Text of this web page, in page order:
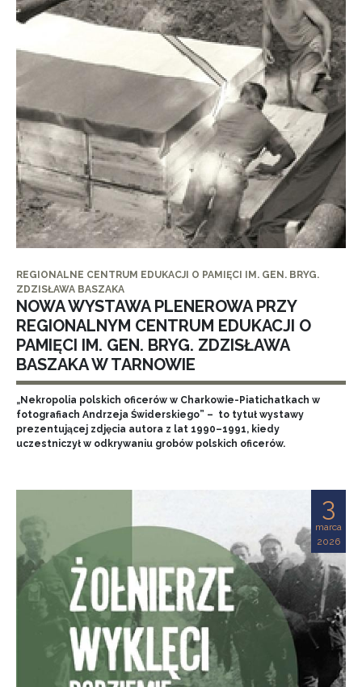
REGIONALNE CENTRUM EDUKACJI O PAMIĘCI IM. GEN. BRYG.
ZDZISŁAWA BASZAKA
NOWA WYSTAWA PLENEROWA PRZY
REGIONALNYM CENTRUM EDUKACJI O
PAMIĘCI IM. GEN. BRYG. ZDZISŁAWA
BASZAKA W TARNOWIE
„Nekropolia polskich oficerów w Charkowie-Piatichatkach w
fotografiach Andrzeja Świderskiego” – to tytuł wystawy
prezentującej zdjęcia autora z lat 1990–1991, kiedy
uczestniczył w odkrywaniu grobów polskich oficerów.
3
marca
2026